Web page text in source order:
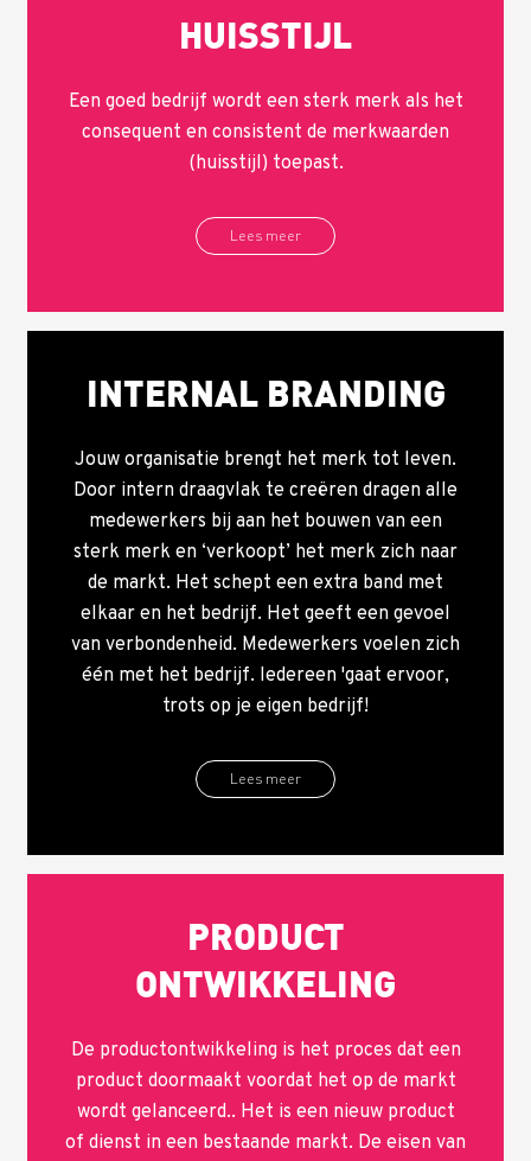
HUISSTIJL
Een goed bedrijf wordt een sterk merk als het
consequent en consistent de merkwaarden
(huisstijl) toepast.
Lees meer
INTERNAL BRANDING
Jouw organisatie brengt het merk tot leven.
Door intern draagvlak te creëren dragen alle
medewerkers bij aan het bouwen van een
sterk merk en ‘verkoopt’ het merk zich naar
de markt. Het schept een extra band met
elkaar en het bedrijf. Het geeft een gevoel
van verbondenheid. Medewerkers voelen zich
één met het bedrijf. Iedereen 'gaat ervoor,
trots op je eigen bedrijf!
Lees meer
PRODUCT
ONTWIKKELING
De productontwikkeling is het proces dat een
product doormaakt voordat het op de markt
wordt gelanceerd.. Het is een nieuw product
of dienst in een bestaande markt. De eisen van